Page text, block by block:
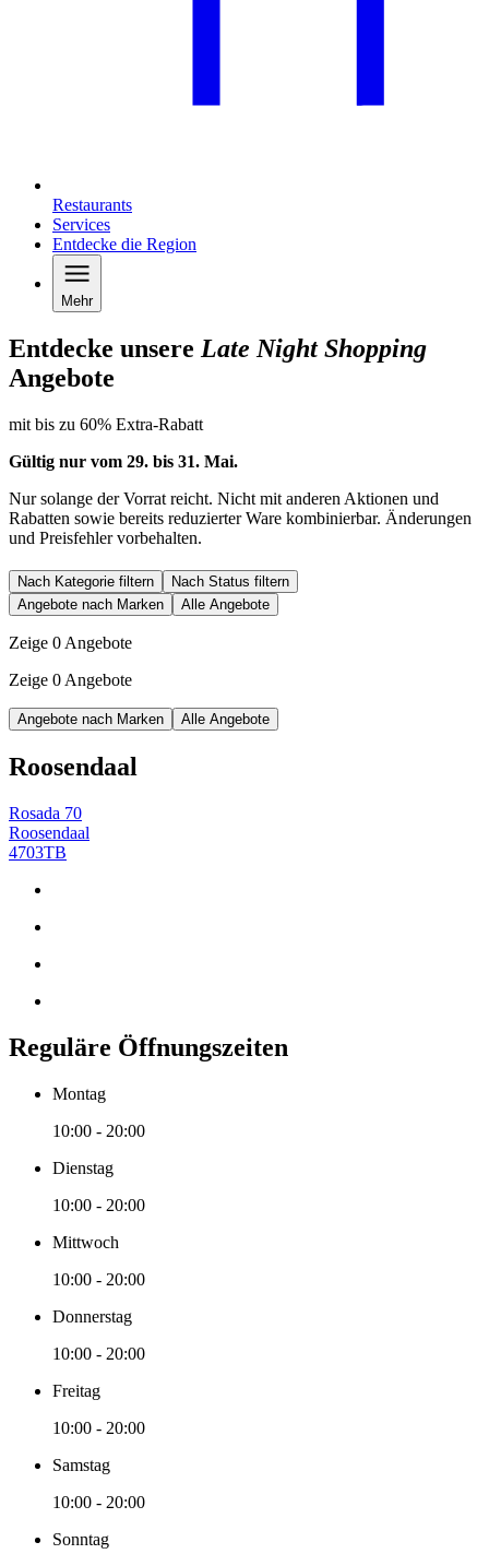
Restaurants
Services
Entdecke die Region
Mehr
Entdecke unsere Late Night Shopping
Angebote
mit bis zu 60% Extra-Rabatt
Gültig nur vom 29. bis 31. Mai.
Nur solange der Vorrat reicht. Nicht mit anderen Aktionen und
Rabatten sowie bereits reduzierter Ware kombinierbar. Änderungen
und Preisfehler vorbehalten.
Nach Kategorie filtern
Nach Status filtern
Angebote nach Marken
Alle Angebote
Zeige 0 Angebote
Zeige 0 Angebote
Angebote nach Marken Alle Angebote
Roosendaal
Rosada 70
Roosendaal
4703TB
Reguläre Öffnungszeiten
Montag
10:00 - 20:00
Dienstag
10:00 - 20:00
Mittwoch
10:00 - 20:00
Donnerstag
10:00 - 20:00
Freitag
10:00 - 20:00
Samstag
10:00 - 20:00
Sonntag